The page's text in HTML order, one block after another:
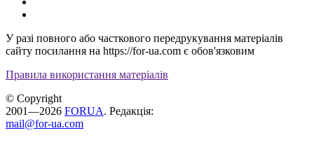
У разі повного або часткового передрукування матеріалів
сайту посилання на https://for-ua.com є обов'язковим
Правила використання матеріалів
© Copyright
2001—2026 FORUA. Редакція:
mail@for-ua.com